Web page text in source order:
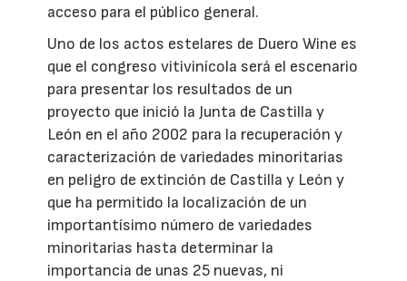
acceso para el público general.
Uno de los actos estelares de Duero Wine es
que el congreso vitivinícola será el escenario
para presentar los resultados de un
proyecto que inició la Junta de Castilla y
León en el año 2002 para la recuperación y
caracterización de variedades minoritarias
en peligro de extinción de Castilla y León y
que ha permitido la localización de un
importantísimo número de variedades
minoritarias hasta determinar la
importancia de unas 25 nuevas, ni